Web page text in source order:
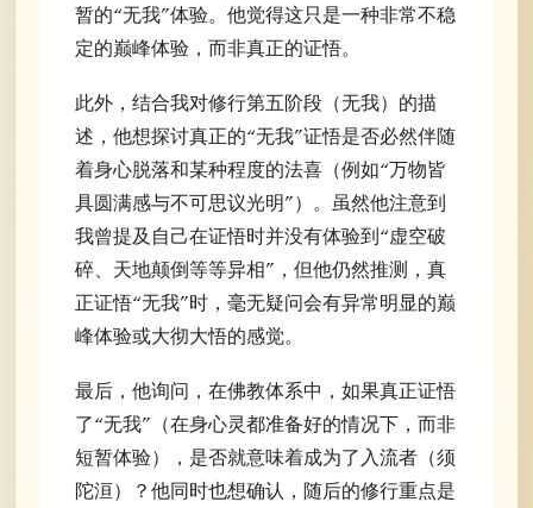
暂的“无我”体验。他觉得这只是一种非常不稳
定的巅峰体验，而非真正的证悟。
此外，结合我对修行第五阶段（无我）的描
述，他想探讨真正的“无我”证悟是否必然伴随
着身心脱落和某种程度的法喜（例如“万物皆
具圆满感与不可思议光明”）。虽然他注意到
我曾提及自己在证悟时并没有体验到“虚空破
碎、天地颠倒等等异相”，但他仍然推测，真
正证悟“无我”时，毫无疑问会有异常明显的巅
峰体验或大彻大悟的感觉。
最后，他询问，在佛教体系中，如果真正证悟
了“无我”（在身心灵都准备好的情况下，而非
短暂体验），是否就意味着成为了入流者（须
陀洹）？他同时也想确认，随后的修行重点是